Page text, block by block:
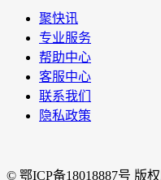
聚快讯
专业服务
帮助中心
客服中心
联系我们
隐私政策
© 鄂ICP备18018887号 版